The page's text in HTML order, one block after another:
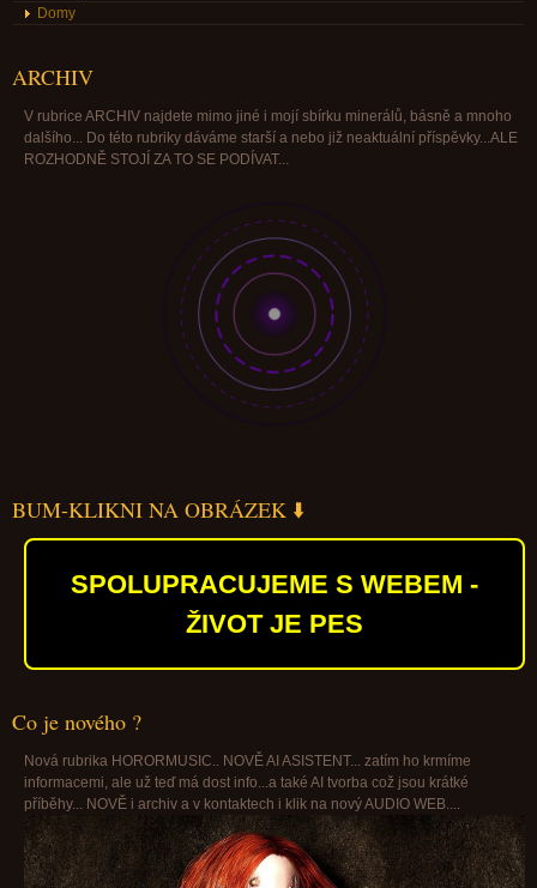
Domy
ARCHIV
V rubrice ARCHIV najdete mimo jiné i mojí sbírku minerálů, básně a mnoho
dalšího... Do této rubriky dáváme starší a nebo již neaktuální příspěvky...ALE
ROZHODNĚ STOJÍ ZA TO SE PODÍVAT...
BUM-KLIKNI NA OBRÁZEK ⬇️
SPOLUPRACUJEME S WEBEM -
ŽIVOT JE PES
Co je nového ?
Nová rubrika HORORMUSIC.. NOVĚ AI ASISTENT... zatím ho krmíme
informacemi, ale už teď má dost info...a také AI tvorba což jsou krátké
příběhy... NOVĚ i archiv a v kontaktech i klik na nový AUDIO WEB....